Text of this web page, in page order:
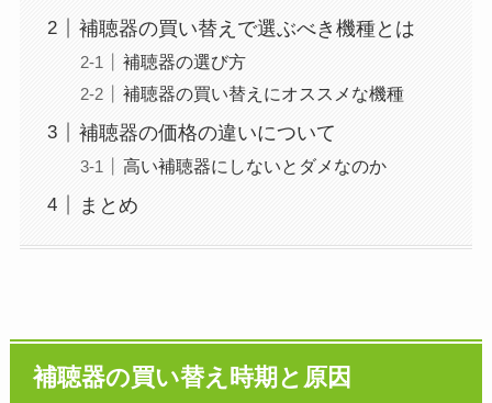
補聴器の買い替えで選ぶべき機種とは
補聴器の選び方
補聴器の買い替えにオススメな機種
補聴器の価格の違いについて
高い補聴器にしないとダメなのか
まとめ
補聴器の買い替え時期と原因